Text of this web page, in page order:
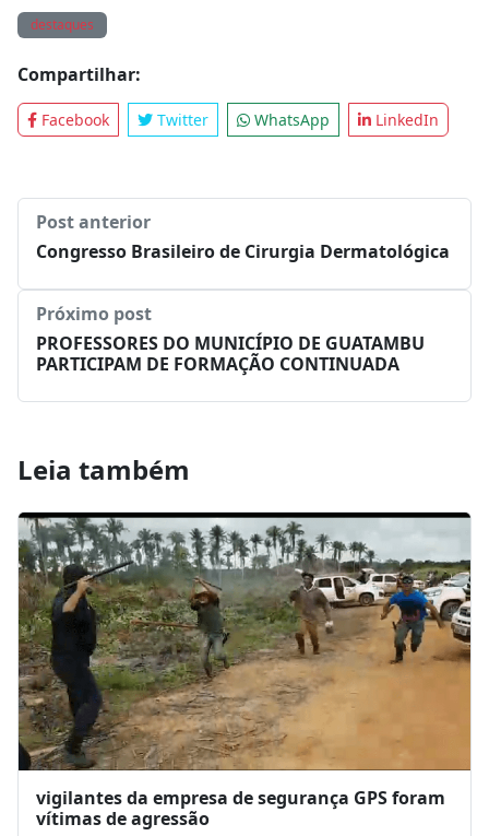
destaques
Compartilhar:
Facebook Twitter WhatsApp LinkedIn
Post anterior
Congresso Brasileiro de Cirurgia Dermatológica
Próximo post
PROFESSORES DO MUNICÍPIO DE GUATAMBU
PARTICIPAM DE FORMAÇÃO CONTINUADA
Leia também
vigilantes da empresa de segurança GPS foram
vítimas de agressão